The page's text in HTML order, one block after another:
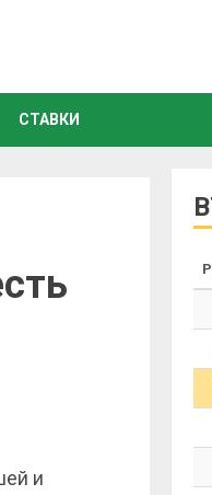
СТАВКИ
и